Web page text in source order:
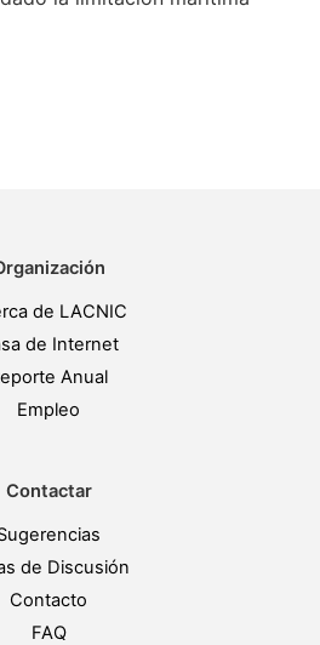
de LACNIC
de Internet
Anual
Empleo
Contactar
de Discusión
Contacto
FAQ